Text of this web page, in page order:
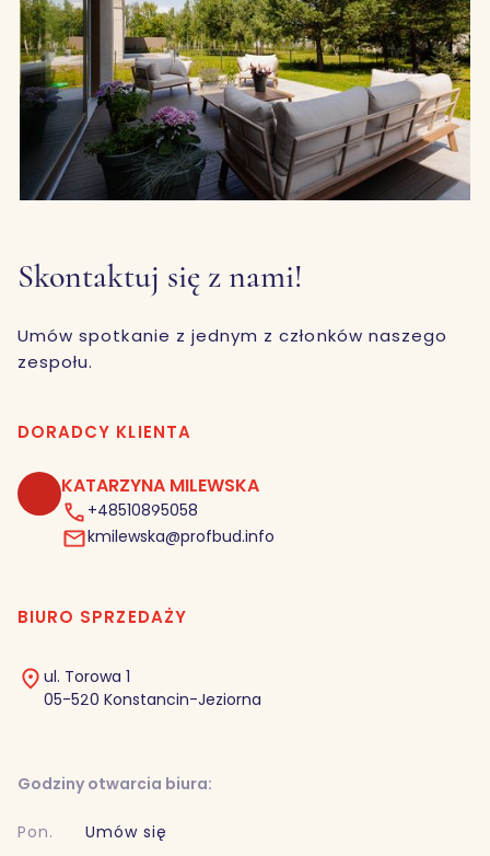
Skontaktuj się z nami!
Umów spotkanie z jednym z członków naszego
zespołu.
DORADCY KLIENTA
KATARZYNA MILEWSKA
+48510895058
kmilewska@profbud.info
BIURO SPRZEDAŻY
ul. Torowa 1
05-520 Konstancin-Jeziorna
Godziny otwarcia biura:
Pon.
Umów się